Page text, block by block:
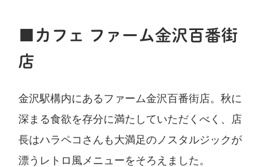
■カフェ ファーム金沢百番街
店
金沢駅構内にあるファーム金沢百番街店。秋に
深まる食欲を存分に満たしていただくべく、店
長はハラペコさんも大満足のノスタルジックが
漂うレトロ風メニューをそろえました。